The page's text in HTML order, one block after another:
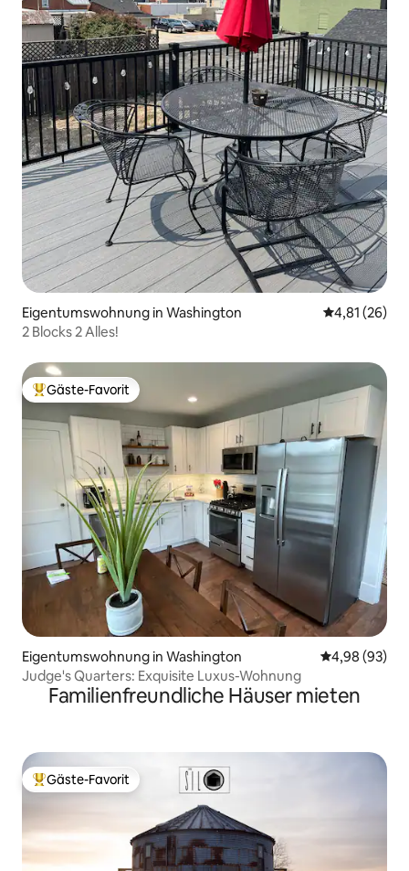
Eigentumswohnung in Washington
4,81 (26)
2 Blocks 2 Alles!
Beliebter Gäste-Favorit.
Gäste-Favorit
Eigentumswohnung in Washington
4,98 (93)
Judge's Quarters: Exquisite Luxus-Wohnung
Familienfreundliche Häuser mieten
Beliebter Gäste-Favorit.
Gäste-Favorit